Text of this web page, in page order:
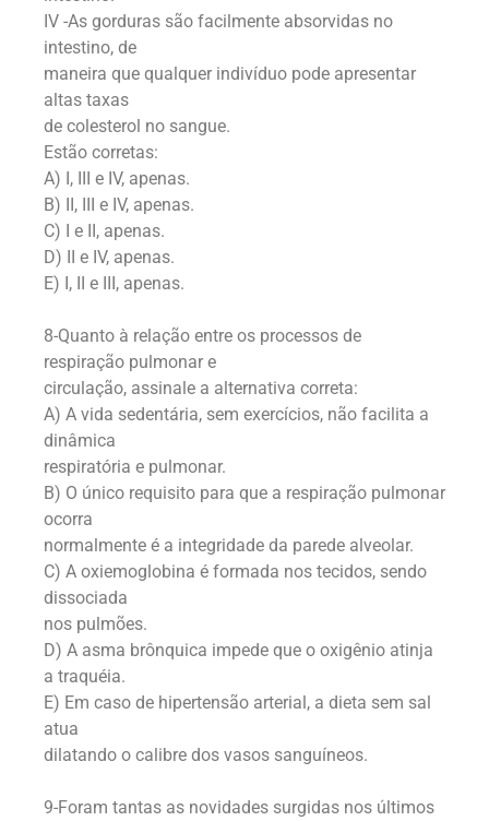
IV -As gorduras são facilmente absorvidas no
intestino, de
maneira que qualquer indivíduo pode apresentar
altas taxas
de colesterol no sangue.
Estão corretas:
A) I, III e IV, apenas.
B) II, III e IV, apenas.
C) I e II, apenas.
D) II e IV, apenas.
E) I, II e III, apenas.
8-Quanto à relação entre os processos de
respiração pulmonar e
circulação, assinale a alternativa correta:
A) A vida sedentária, sem exercícios, não facilita a
dinâmica
respiratória e pulmonar.
B) O único requisito para que a respiração pulmonar
ocorra
normalmente é a integridade da parede alveolar.
C) A oxiemoglobina é formada nos tecidos, sendo
dissociada
nos pulmões.
D) A asma brônquica impede que o oxigênio atinja
a traquéia.
E) Em caso de hipertensão arterial, a dieta sem sal
atua
dilatando o calibre dos vasos sanguíneos.
9-Foram tantas as novidades surgidas nos últimos